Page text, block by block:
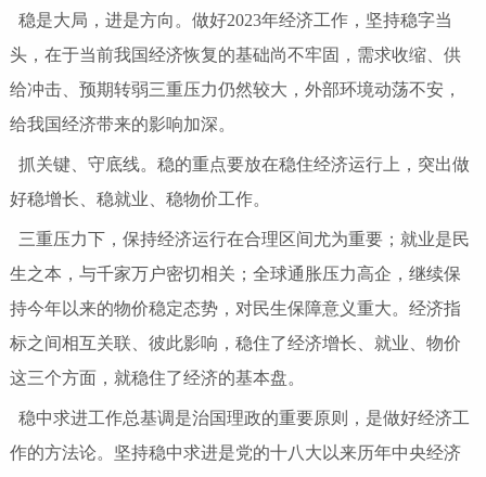
稳是大局，进是方向。做好2023年经济工作，坚持稳字当
头，在于当前我国经济恢复的基础尚不牢固，需求收缩、供
给冲击、预期转弱三重压力仍然较大，外部环境动荡不安，
给我国经济带来的影响加深。
抓关键、守底线。稳的重点要放在稳住经济运行上，突出做
好稳增长、稳就业、稳物价工作。
三重压力下，保持经济运行在合理区间尤为重要；就业是民
生之本，与千家万户密切相关；全球通胀压力高企，继续保
持今年以来的物价稳定态势，对民生保障意义重大。经济指
标之间相互关联、彼此影响，稳住了经济增长、就业、物价
这三个方面，就稳住了经济的基本盘。
稳中求进工作总基调是治国理政的重要原则，是做好经济工
作的方法论。坚持稳中求进是党的十八大以来历年中央经济